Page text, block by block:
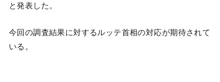
と発表した。
今回の調査結果に対するルッテ首相の対応が期待されて
いる。